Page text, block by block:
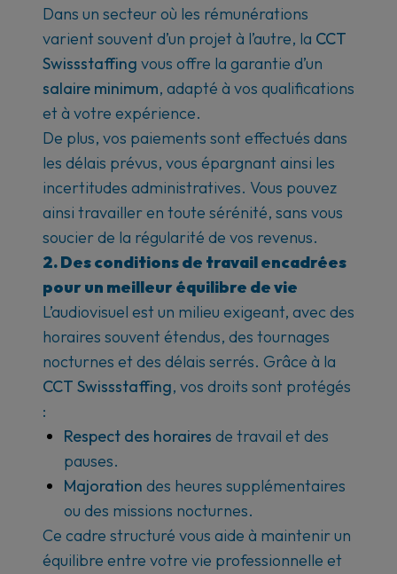
Dans un secteur où les rémunérations
varient souvent d’un projet à l’autre, la CCT
Swissstaffing vous offre la garantie d’un
salaire minimum, adapté à vos qualifications
et à votre expérience.
De plus, vos paiements sont effectués dans
les délais prévus, vous épargnant ainsi les
incertitudes administratives. Vous pouvez
ainsi travailler en toute sérénité, sans vous
soucier de la régularité de vos revenus.
2. Des conditions de travail encadrées
pour un meilleur équilibre de vie
L’audiovisuel est un milieu exigeant, avec des
horaires souvent étendus, des tournages
nocturnes et des délais serrés. Grâce à la
CCT Swissstaffing, vos droits sont protégés
:
Respect des horaires de travail et des
pauses.
Majoration des heures supplémentaires
ou des missions nocturnes.
Ce cadre structuré vous aide à maintenir un
équilibre entre votre vie professionnelle et